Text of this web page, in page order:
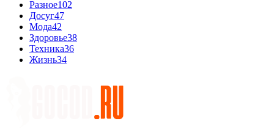
Разное102
Досуг47
Мода42
Здоровье38
Техника36
Жизнь34